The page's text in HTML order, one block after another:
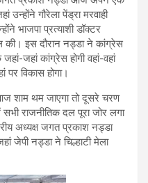
उन्होंने गौरेला पेंड्रा मरवाही
भाजपा प्रत्याशी डॉक्टर
की। इस दौरान नड्डा ने कांग्रेस
जहां कांग्रेस होगी वहां-वहां
पर विकास होगा।
शाम थम जाएगा तो दूसरे चरण
राजनीतिक दल पूरा जोर लगा
अध्यक्ष जगत प्रकाश नड्डा
जेपी नड्डा ने चिल्हाटी मेला